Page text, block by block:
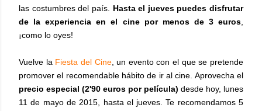
las costumbres del país. Hasta el jueves puedes disfrutar
de la experiencia en el cine por menos de 3 euros
¡como lo oyes!
Vuelve la Fiesta del Cine, un evento con el que se pretende
promover el recomendable hábito de ir al cine. Aprovecha el
precio especial (2'90 euros por película) desde hoy, lunes
11 de mayo de 2015, hasta el jueves. Te recomendamos 5